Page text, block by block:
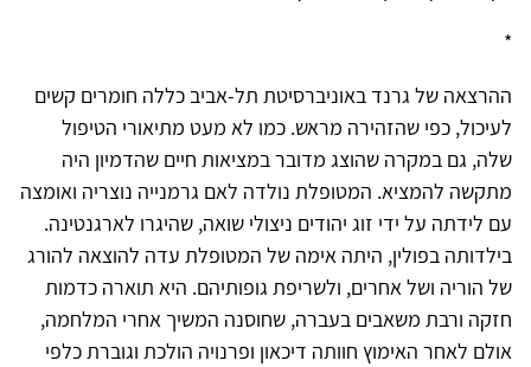
*
ההרצאה של גרנד באוניברסיטת תל-אביב כללה חומרים קשים
לעיכול, כפי שהזהירה מראש. כמו לא מעט מתיאורי הטיפול
שלה, גם במקרה שהוצג מדובר במציאות חיים שהדמיון היה
מתקשה להמציא. המטופלת נולדה לאם גרמנייה נוצריה ואומצה
עם לידתה על ידי זוג יהודים ניצולי שואה, שהיגרו לארגנטינה.
בילדותה בפולין, היתה אימה של המטופלת עדה להוצאה להורג
של הוריה ושל אחרים, ולשריפת גופותיהם. היא תוארה כדמות
חזקה ורבת משאבים בעברה, שחוסנה המשיך אחרי המלחמה,
אולם לאחר האימוץ חוותה דיכאון ופרנויה הולכת וגוברת כלפי